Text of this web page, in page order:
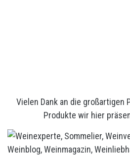
Vielen Dank an die großartigen
Produkte wir hier